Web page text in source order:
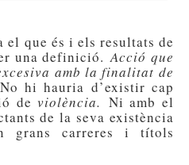
que és i els resultats de
una definició.Acció que
amb la finalitat de
hi hauria d’existir cap
deviolència. Ni amb el
de la seva existència
grans carreres i títols